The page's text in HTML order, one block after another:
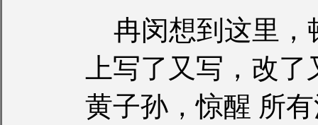
冉闵想到这里，
上写了又写，改
黄子孙，惊醒 所